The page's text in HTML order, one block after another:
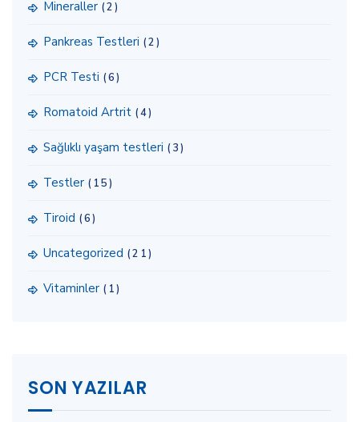
Mineraller (2)
Pankreas Testleri (2)
PCR Testi (6)
Romatoid Artrit (4)
Sağlıklı yaşam testleri (3)
Testler (15)
Tiroid (6)
Uncategorized (21)
Vitaminler (1)
SON YAZILAR